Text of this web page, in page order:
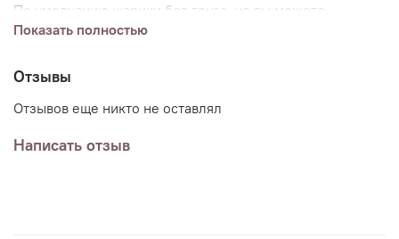
По умолчанию шарики без груза, но вы можете
добавить груз (или несколько) к заказу и указав в
Показать полностью
Отзывы
Отзывов еще никто не оставлял
Написать отзыв